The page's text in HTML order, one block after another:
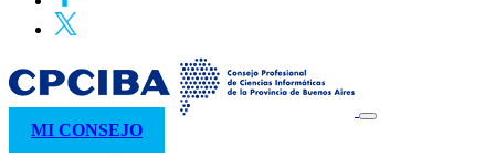
MI CONSEJO